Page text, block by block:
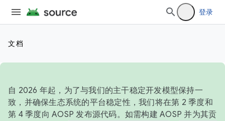
登录
文档
自 2026 年起，为了与我们的主干稳定开发模型保持一
致，并确保生态系统的平台稳定性，我们将在第 2 季度和
第 4 季度向 AOSP 发布源代码。如需构建 AOSP 并为其贡